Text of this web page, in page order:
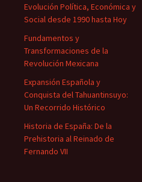
Evolución Política, Económica y
Social desde 1990 hasta Hoy
Fundamentos y
Transformaciones de la
Revolución Mexicana
Expansión Española y
Conquista del Tahuantinsuyo:
Un Recorrido Histórico
Historia de España: De la
Prehistoria al Reinado de
Fernando VII